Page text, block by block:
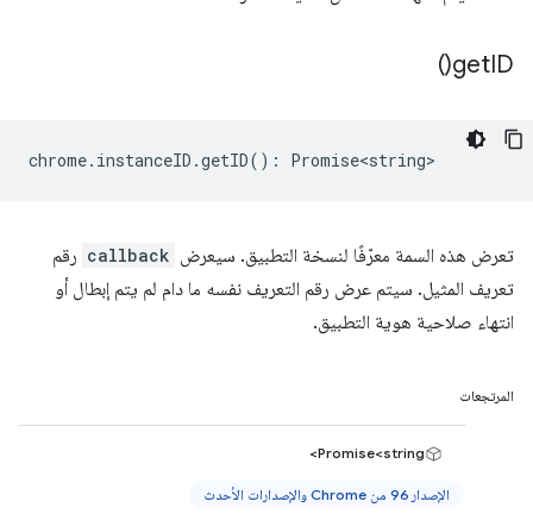
getID(
)
chrome. instanceID .getID() : Promise<string>
تعرض هذه السمة معرّفًا لنسخة التطبيق. سيعرض callback رقم
تعريف المثيل. سيتم عرض رقم التعريف نفسه ما دام لم يتم إبطال أو
انتهاء صلاحية هوية التطبيق.
المرتجعات
Promise<string>
الإصدار 96 من Chrome والإصدارات الأحدث